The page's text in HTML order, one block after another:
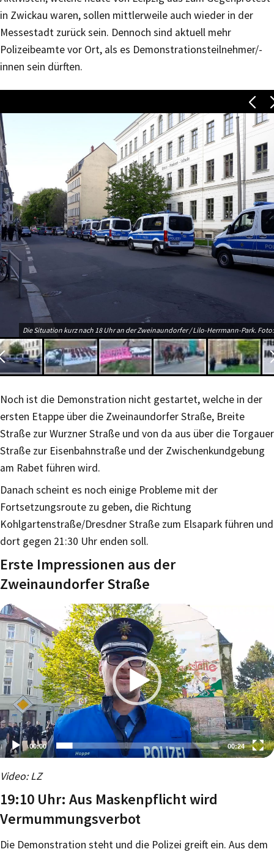
in Zwickau waren, sollen mittlerweile auch wieder in der
Messestadt zurück sein. Dennoch sind aktuell mehr
Polizeibeamte vor Ort, als es Demonstrationsteilnehmer/-
innen sein dürften.
Die Situation kurz nach 18 Uhr an der Zweinaundorfer / Lilo-Herrmann-Park.
Noch ist die Demonstration nicht gestartet, welche in der
ersten Etappe über die Zweinaundorfer Straße, Breite
Straße zur Wurzner Straße und von da aus über die Torgauer
Straße zur Eisenbahnstraße und der Zwischenkundgebung
am Rabet führen wird.
Danach scheint es noch einige Probleme mit der
Fortsetzungsroute zu geben, die Richtung
Kohlgartenstraße/Dresdner Straße zum Elsapark führen und
dort gegen 21:30 Uhr enden soll.
Erste Impressionen aus der
Zweinaundorfer Straße
Player
00:00 00:24
Video: LZ
19:10 Uhr: Aus Maskenpflicht wird
Vermummungsverbot
Die Demonstration steht und die Polizei greift ein. Aus dem